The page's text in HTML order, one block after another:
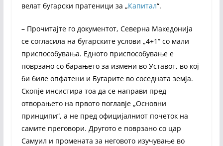
велат бугарски пратеници за „Капитал“.
– Прочитајте го документот, Северна Македонија
се согласила на бугарските услови „4+1“ со мали
приспособувања. Едното приспособување е
поврзано со барањето за измени во Уставот, во кој
би биле опфатени и Бугарите во соседната земја.
Скопје инсистира тоа да се направи пред
отворањето на првото поглавје „Основни
принципи“, а не пред официјалниот почеток на
самите преговори. Другото е поврзано со цар
Самуил и промената за неговото изучување во